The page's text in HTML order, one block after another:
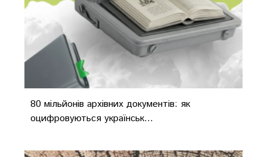
80 мільйонів архівних документів: як
оцифровуються українськ...